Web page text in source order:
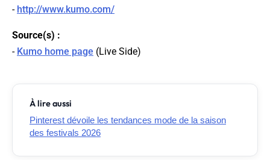
- http://www.kumo.com/
Source(s) :
- Kumo home page (Live Side)
À lire aussi
Pinterest dévoile les tendances mode de la saison
des festivals 2026